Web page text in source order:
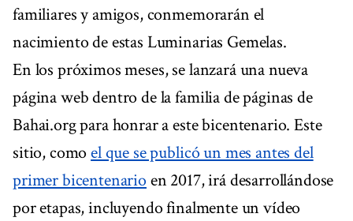
familiares y amigos, conmemorarán el
nacimiento de estas Luminarias Gemelas.
En los próximos meses, se lanzará una nueva
página web dentro de la familia de páginas de
Bahai.org para honrar a este bicentenario. Este
sitio, comoel que se publicó un mes antes del
primer bicentenarioen 2017, irá desarrollándose
por etapas, incluyendo finalmente un vídeo